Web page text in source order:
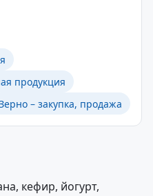
продукция
– закупка, продажа
кефир, йогурт,